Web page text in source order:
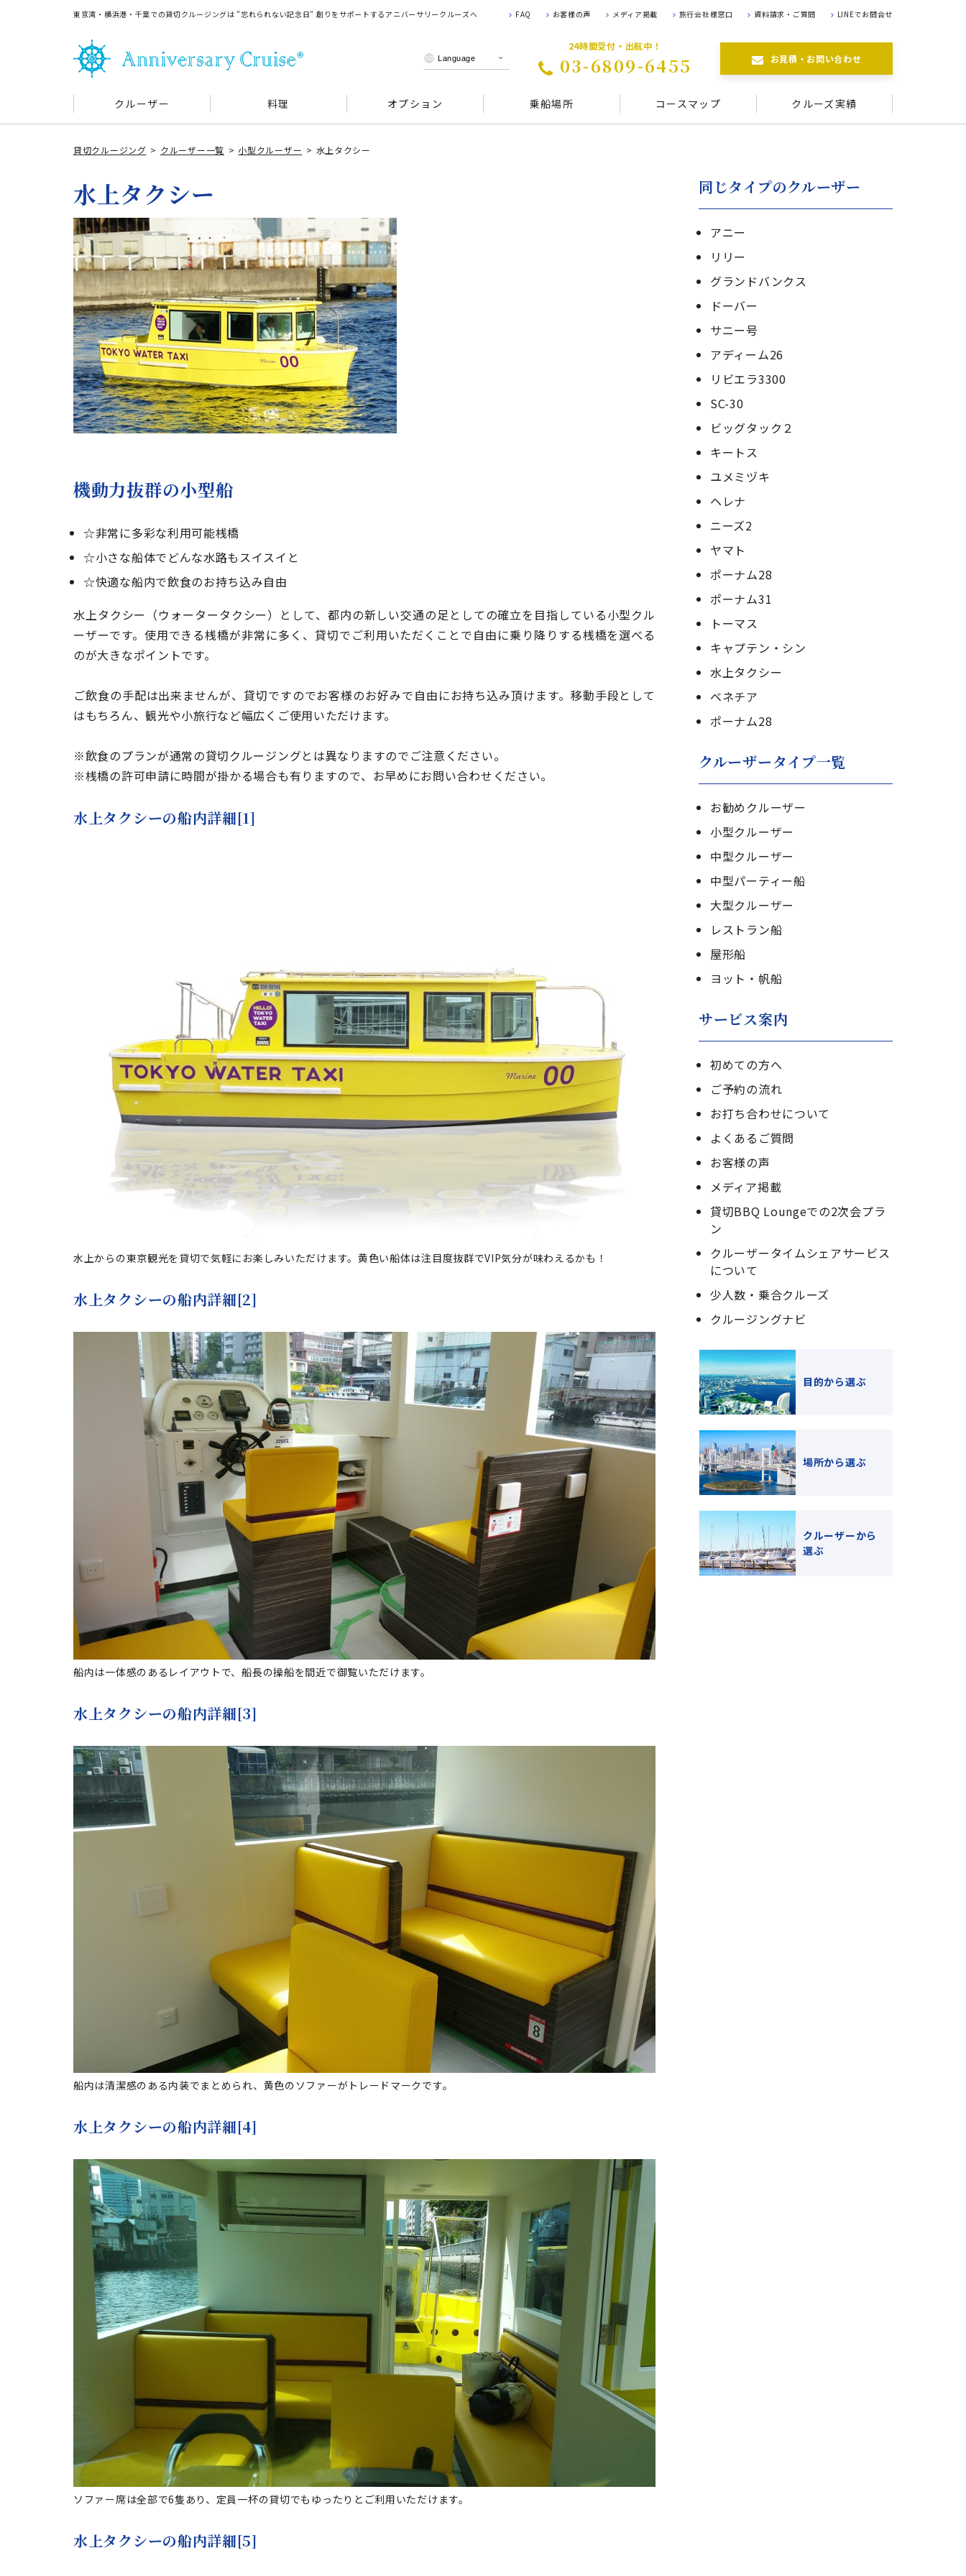
東京湾・横浜港・千葉での貸切クルージングは ”忘れられない記念日” 創りをサポートするアニバーサリークルーズへ FAQ お客様の声 メディア掲載 旅行会社様窓口 資料請求・ご質問 LINEでお問合せ
24時間受付・出航中！
03-6809-6455 お見積・お問い合わせ
クルーザー 料理 オプション 乗船場所 コースマップ クルーズ実績
貸切クルージング クルーザー一覧 小型クルーザー 水上タクシー
水上タクシー
機動力抜群の小型船
☆非常に多彩な利用可能桟橋
☆小さな船体でどんな水路もスイスイと
☆快適な船内で飲食のお持ち込み自由
水上タクシー（ウォータータクシー）として、都内の新しい交通の足としての確立を目指している小型クル
ーザーです。使用できる桟橋が非常に多く、貸切でご利用いただくことで自由に乗り降りする桟橋を選べる
のが大きなポイントです。
ご飲食の手配は出来ませんが、貸切ですのでお客様のお好みで自由にお持ち込み頂けます。移動手段として
はもちろん、観光や小旅行など幅広くご使用いただけます。
※飲食のプランが通常の貸切クルージングとは異なりますのでご注意ください。
※桟橋の許可申請に時間が掛かる場合も有りますので、お早めにお問い合わせください。
水上タクシーの船内詳細[1]
水上からの東京観光を貸切で気軽にお楽しみいただけます。黄色い船体は注目度抜群でVIP気分が味わえるかも！
水上タクシーの船内詳細[2]
船内は一体感のあるレイアウトで、船長の操船を間近で御覧いただけます。
水上タクシーの船内詳細[3]
船内は清潔感のある内装でまとめられ、黄色のソファーがトレードマークです。
水上タクシーの船内詳細[4]
ソファー席は全部で6隻あり、定員一杯の貸切でもゆったりとご利用いただけます。
水上タクシーの船内詳細[5]
同じタイプのクルーザー
アニー
リリー
グランドバンクス
ドーバー
サニー号
アディーム26
リビエラ3300
SC-30
ビッグタック２
キートス
ユメミヅキ
ヘレナ
ニーズ2
ヤマト
ポーナム28
ポーナム31
トーマス
キャプテン・シン
水上タクシー
ベネチア
ポーナム28
クルーザータイプ一覧
お勧めクルーザー
小型クルーザー
中型クルーザー
中型パーティー船
大型クルーザー
レストラン船
屋形船
ヨット・帆船
サービス案内
初めての方へ
ご予約の流れ
お打ち合わせについて
よくあるご質問
お客様の声
メディア掲載
貸切BBQ Loungeでの2次会プラ
ン
クルーザータイムシェアサービス
について
少人数・乗合クルーズ
クルージングナビ
目的から選ぶ
場所から選ぶ
クルーザーから
選ぶ